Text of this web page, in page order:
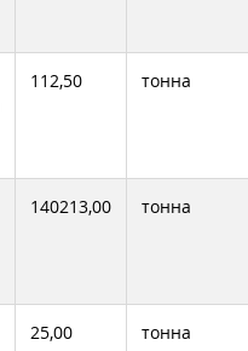
112,50 тонна
140213,00 тонна
25,00 тонна